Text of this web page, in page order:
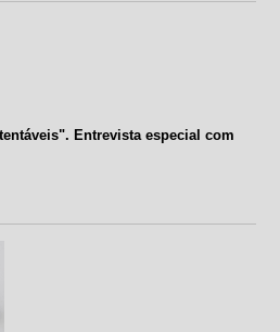
Entrevista especial com